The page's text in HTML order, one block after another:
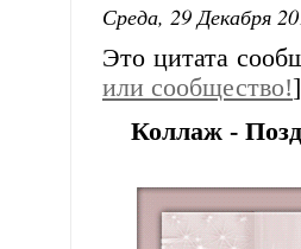
Среда, 29 Декабря
Это цитата
или сообщество!]
Коллаж -